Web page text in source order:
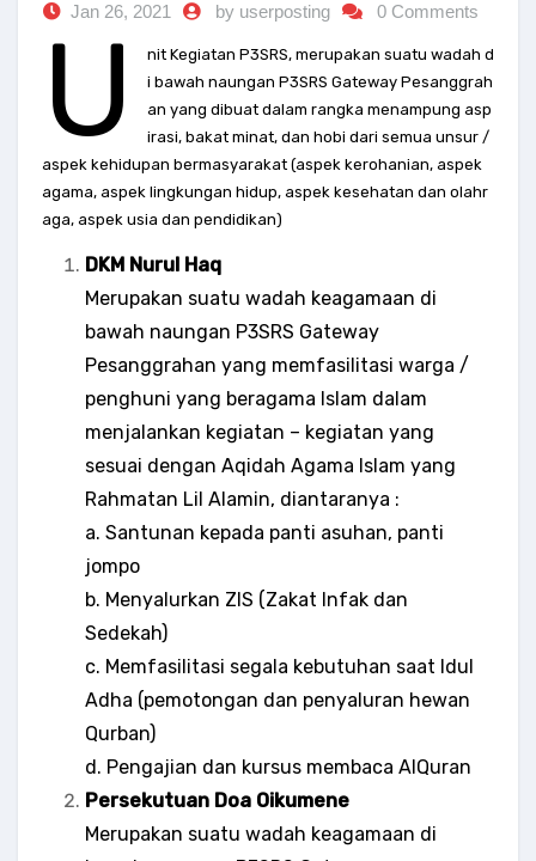
Jan 26, 2021 by userposting 0 Comments
U
nit Kegiatan P3SRS, merupakan suatu wadah d
i bawah naungan P3SRS Gateway Pesanggrah
an yang dibuat dalam rangka menampung asp
irasi, bakat minat, dan hobi dari semua unsur /
aspek kehidupan bermasyarakat (aspek kerohanian, aspek
agama, aspek lingkungan hidup, aspek kesehatan dan olahr
aga, aspek usia dan pendidikan)
DKM Nurul Haq
Merupakan suatu wadah keagamaan di
bawah naungan P3SRS Gateway
Pesanggrahan yang memfasilitasi warga /
penghuni yang beragama Islam dalam
menjalankan kegiatan – kegiatan yang
sesuai dengan Aqidah Agama Islam yang
Rahmatan Lil Alamin, diantaranya :
a. Santunan kepada panti asuhan, panti
jompo
b. Menyalurkan ZIS (Zakat Infak dan
Sedekah)
c. Memfasilitasi segala kebutuhan saat Idul
Adha (pemotongan dan penyaluran hewan
Qurban)
d. Pengajian dan kursus membaca AlQuran
Persekutuan Doa Oikumene
Merupakan suatu wadah keagamaan di